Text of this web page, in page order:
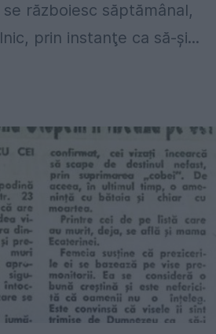
războiesc săptămânal,
prin instanţe ca să-şi...